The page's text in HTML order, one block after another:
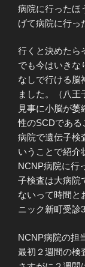
病院に行ったほ
げて病院に行っ
行くと決めたら
でも今はいきな
なしで行ける脳
ました。（八王
見事に小脳が
性のSCDである
病院で遺伝子検
いうことで紹介
NCNP病院に行
子検査は大病院
ないって時間と
ニック新町受診
NCNP病院の担
最初２週間の検